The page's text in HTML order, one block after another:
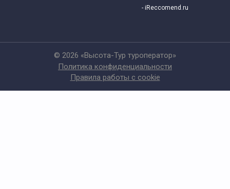
- iReccomend.ru
© 2026 «Высота-Тур туроператор»
Политика конфиденциальности
Правила работы с cookie